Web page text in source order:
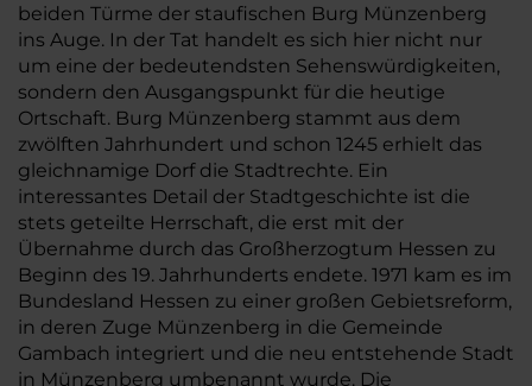
beiden Türme der staufischen Burg Münzenberg
ins Auge. In der Tat handelt es sich hier nicht nur
um eine der bedeutendsten Sehenswürdigkeiten,
sondern den Ausgangspunkt für die heutige
Ortschaft. Burg Münzenberg stammt aus dem
zwölften Jahrhundert und schon 1245 erhielt das
gleichnamige Dorf die Stadtrechte. Ein
interessantes Detail der Stadtgeschichte ist die
stets geteilte Herrschaft, die erst mit der
Übernahme durch das Großherzogtum Hessen zu
Beginn des 19. Jahrhunderts endete. 1971 kam es im
Bundesland Hessen zu einer großen Gebietsreform,
in deren Zuge Münzenberg in die Gemeinde
Gambach integriert und die neu entstehende Stadt
in Münzenberg umbenannt wurde. Die